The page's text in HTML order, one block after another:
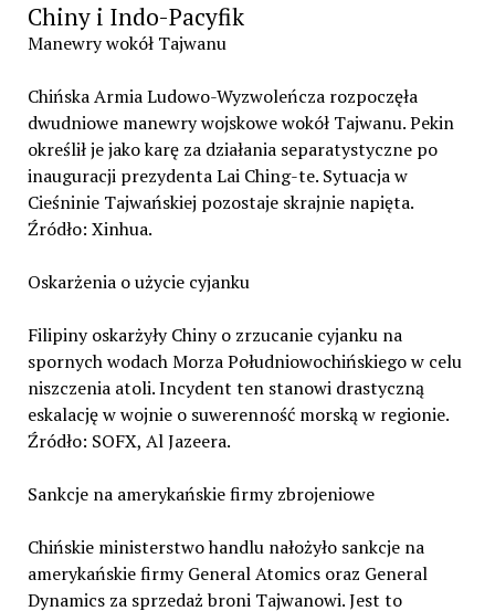
Chiny i Indo-Pacyfik
Manewry wokół Tajwanu
Chińska Armia Ludowo-Wyzwoleńcza rozpoczęła
dwudniowe manewry wojskowe wokół Tajwanu. Pekin
określił je jako karę za działania separatystyczne po
inauguracji prezydenta Lai Ching-te. Sytuacja w
Cieśninie Tajwańskiej pozostaje skrajnie napięta.
Źródło: Xinhua.
Oskarżenia o użycie cyjanku
Filipiny oskarżyły Chiny o zrzucanie cyjanku na
spornych wodach Morza Południowochińskiego w celu
niszczenia atoli. Incydent ten stanowi drastyczną
eskalację w wojnie o suwerenność morską w regionie.
Źródło: SOFX, Al Jazeera.
Sankcje na amerykańskie firmy zbrojeniowe
Chińskie ministerstwo handlu nałożyło sankcje na
amerykańskie firmy General Atomics oraz General
Dynamics za sprzedaż broni Tajwanowi. Jest to